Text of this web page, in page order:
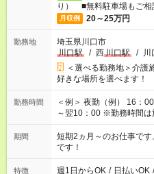
り） ■無料駐車場もご相
月収例 20～25万円
勤務地
埼玉県川口市
川口駅
/ 西川口駅 / 川
＜選べる勤務地＞介
好きな場所を選べます！
勤務時間
＜例＞ 夜勤（例） 16：
～翌10：00 ※勤務時間は施設に
みたい」 「しっかり稼ぎ
い」など ご希望にあったお
の方の場合は1～2ヶ月間
仕事に慣れてからの夜勤になります。 ★
必要な場合も遠慮なくご
期間
短期2ヵ月～のお仕事で
です！
特徴 週1日からOK / 日払いOK /